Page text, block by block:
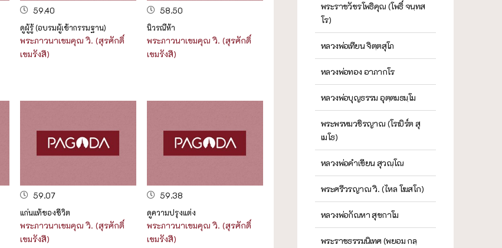
59.40
ดูผู้รู้ (อบรมผู้เข้ากรรมฐาน)
พระภาวนาเขมคุณ วิ. (สุรศักดิ์
เขมรังสี)
58.50
นิวรณืห้า
พระภาวนาเขมคุณ วิ. (สุรศักดิ์
เขมรังสี)
59.07
แก่นแท้ของชีวิต
พระภาวนาเขมคุณ วิ. (สุรศักดิ์
เขมรังสี)
59.38
ดูความปรุงแต่ง
พระภาวนาเขมคุณ วิ. (สุรศักดิ์
เขมรังสี)
พระราชวัชรโพธิคุณ (โพธิ์ จนฺทส
โร)
หลวงพ่อเทียน จิตฺตสุโภ
หลวงพ่อทอง อาภากโร
หลวงพ่อบุญธรรม อุตฺตมธมฺโม
พระพรหมวชิรญาณ (โรเบิร์ต สุ
เมโธ)
หลวงพ่อคำเขียน สุวณฺโณ
พระศรีวรญาณ วิ. (ไหล โฆสโก)
หลวงพ่อกัณหา สุขกาโม
พระราชธรรมนิเทศ (พยอม กลฺ